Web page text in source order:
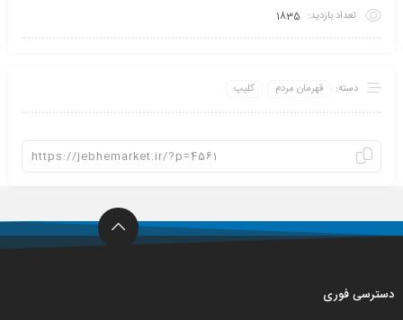
تعداد بازدید: 1835
دسته: قهرمان مردم کلیپ
دسترسی فوری